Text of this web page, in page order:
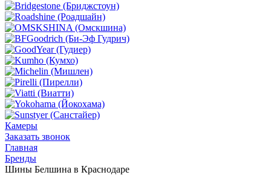
Камеры
Заказать звонок
Главная
Бренды
Шины Белшина в Краснодаре